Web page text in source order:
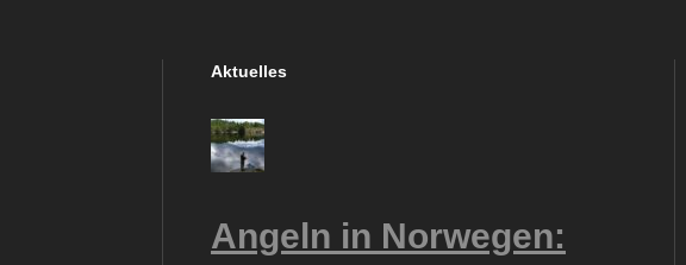
Aktuelles
Angeln in Norwegen: